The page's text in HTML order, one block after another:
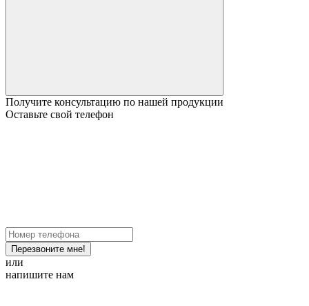
Получите консультацию по нашей продукции
Оставьте свой телефон
Перезвоните мне!
или
напишите нам